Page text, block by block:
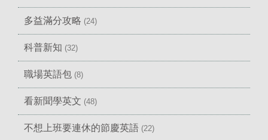
多益滿分攻略 (24)
科普新知 (32)
職場英語包 (8)
看新聞學英文 (48)
不想上班要連休的節慶英語 (22)